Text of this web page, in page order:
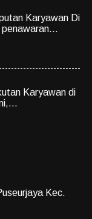
Karyawan Di
penawaran...
Karyawan di
Kec.